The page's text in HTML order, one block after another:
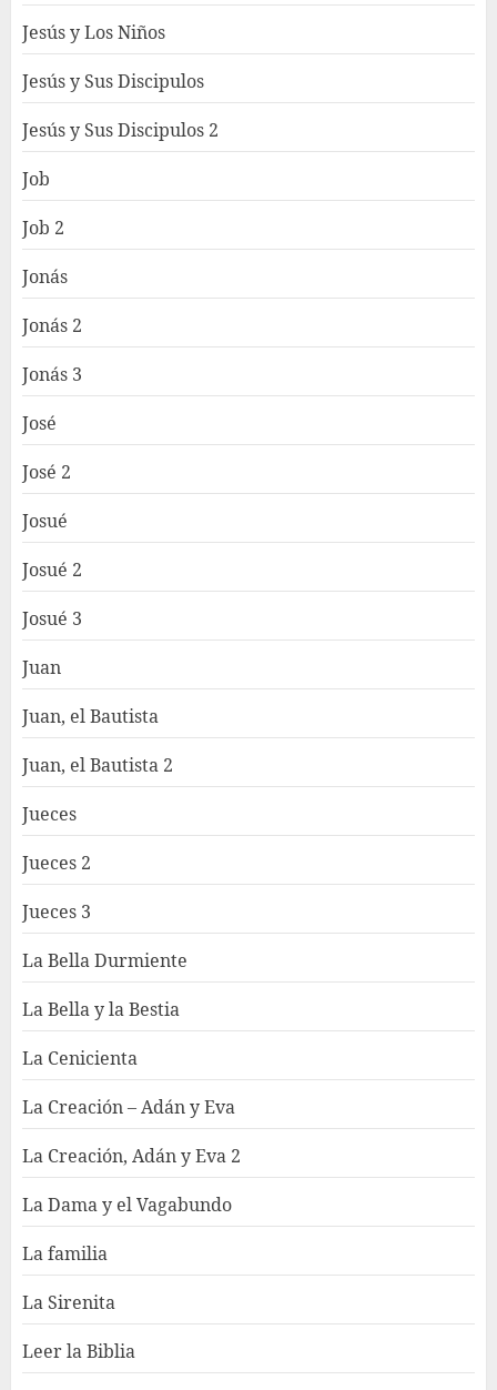
Jesús y Los Niños
Jesús y Sus Discipulos
Jesús y Sus Discipulos 2
Job
Job 2
Jonás
Jonás 2
Jonás 3
José
José 2
Josué
Josué 2
Josué 3
Juan
Juan, el Bautista
Juan, el Bautista 2
Jueces
Jueces 2
Jueces 3
La Bella Durmiente
La Bella y la Bestia
La Cenicienta
La Creación – Adán y Eva
La Creación, Adán y Eva 2
La Dama y el Vagabundo
La familia
La Sirenita
Leer la Biblia